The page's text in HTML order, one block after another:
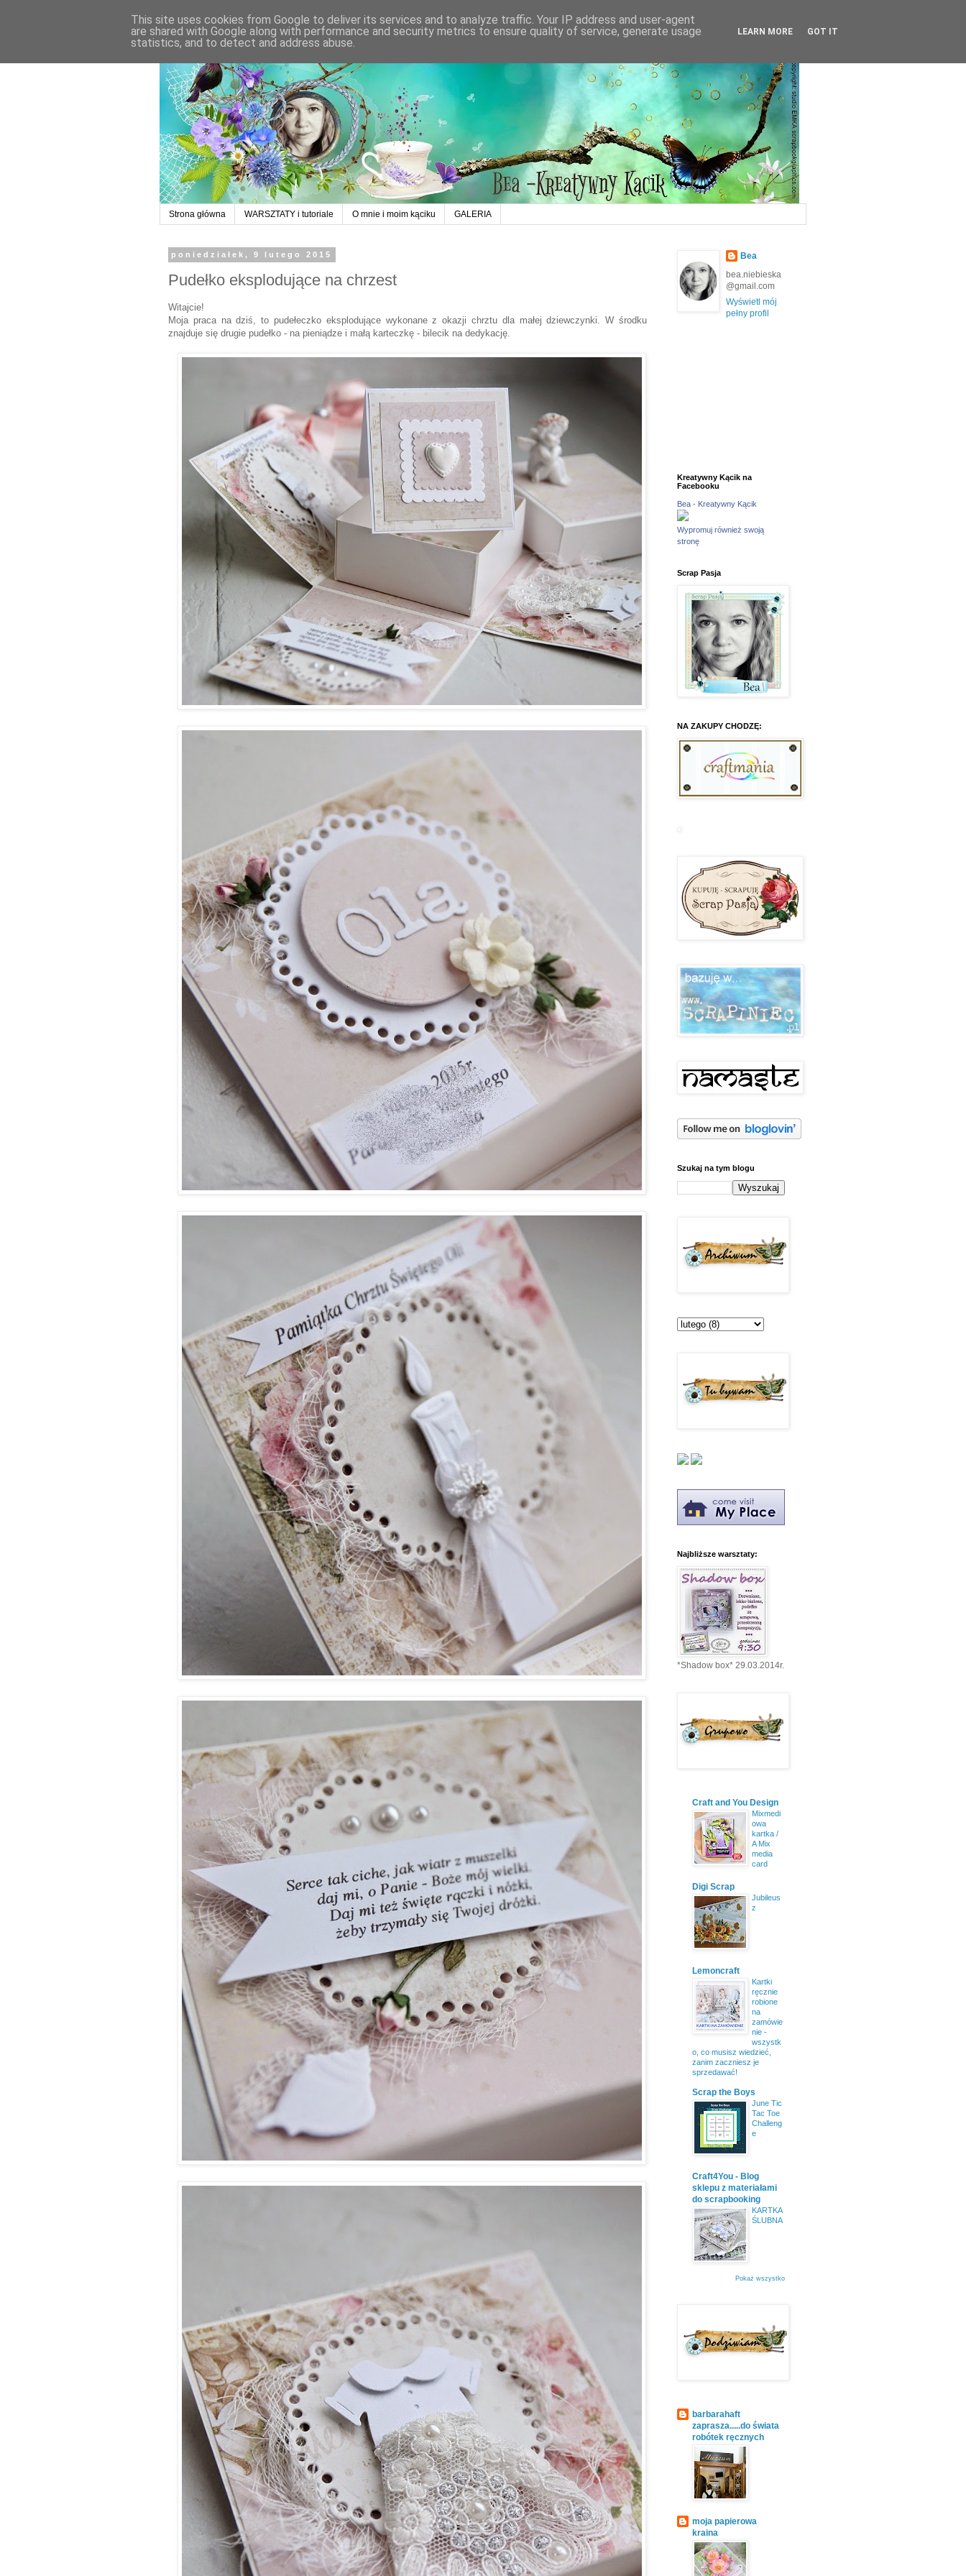
Strona główna WARSZTATY i tutoriale O mnie i moim kąciku GALERIA
poniedziałek, 9 lutego 2015
Pudełko eksplodujące na chrzest
Witajcie!
Moja praca na dziś, to pudełeczko eksplodujące wykonane z okazji chrztu dla małej dziewczynki. W środku
znajduje się drugie pudełko - na pieniądze i małą karteczkę - bilecik na dedykację.
Bea
bea.niebieska
@gmail.com
Wyświetl mój
pełny profil
Kreatywny Kącik na
Facebooku
Bea - Kreatywny Kącik
Wypromuj również swoją
stronę
Scrap Pasja
NA ZAKUPY CHODZĘ:
Szukaj na tym blogu
Najbliższe warsztaty:
*Shadow box* 29.03.2014r.
Craft and You Design
Mixmedi
owa
kartka /
A Mix
media
card
Digi Scrap
Jubileus
z
Lemoncraft
Kartki
ręcznie
robione
na
zamówie
nie -
wszystk
o, co musisz wiedzieć,
zanim zaczniesz je
sprzedawać!
Scrap the Boys
June Tic
Tac Toe
Challeng
e
Craft4You - Blog
sklepu z materiałami
do scrapbooking
KARTKA
ŚLUBNA
Pokaż wszystko
barbarahaft
zaprasza.....do świata
robótek ręcznych
moja papierowa
kraina
This site uses cookies from Google to deliver its services and to analyze traffic. Your IP address and user-agent
are shared with Google along with performance and security metrics to ensure quality of service, generate usage
statistics, and to detect and address abuse.
LEARN MORE GOT IT